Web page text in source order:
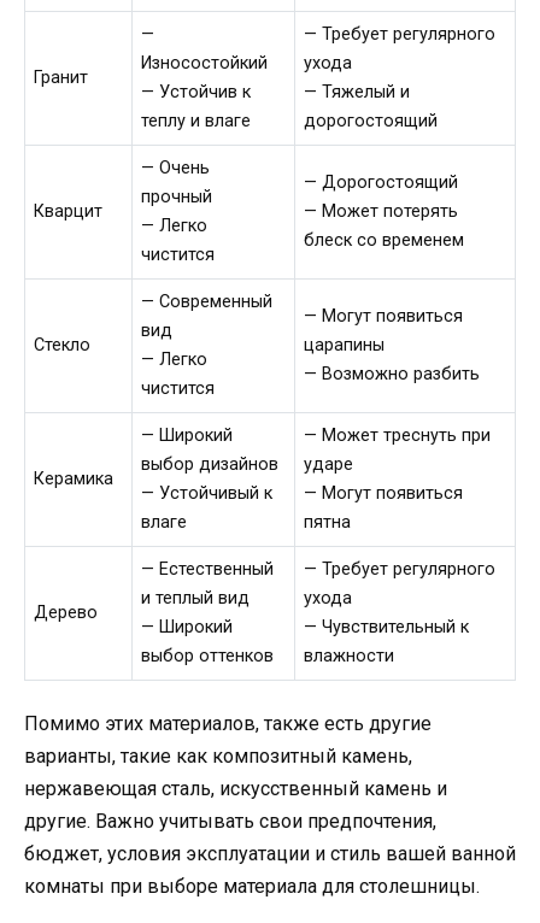
Гранит
—
Износостойкий
— Устойчив к
теплу и влаге
— Требует регулярного
ухода
— Тяжелый и
дорогостоящий
Кварцит
— Очень
прочный
— Легко
чистится
— Дорогостоящий
— Может потерять
блеск со временем
Стекло
— Современный
вид
— Легко
чистится
— Могут появиться
царапины
— Возможно разбить
Керамика
— Широкий
выбор дизайнов
— Устойчивый к
влаге
— Может треснуть при
ударе
— Могут появиться
пятна
Дерево
— Естественный
и теплый вид
— Широкий
выбор оттенков
— Требует регулярного
ухода
— Чувствительный к
влажности
Помимо этих материалов, также есть другие
варианты, такие как композитный камень,
нержавеющая сталь, искусственный камень и
другие. Важно учитывать свои предпочтения,
бюджет, условия эксплуатации и стиль вашей ванной
комнаты при выборе материала для столешницы.